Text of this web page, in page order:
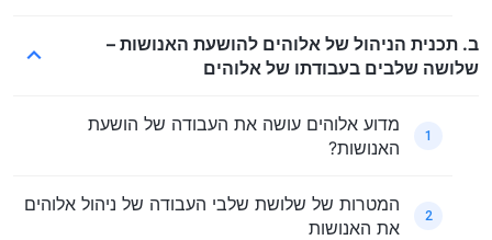
ב. תכנית הניהול של אלוהים להושעת האנושות –
שלושה שלבים בעבודתו של אלוהים
1
מדוע אלוהים עושה את העבודה של הושעת
האנושות?
2
המטרות של שלושת שלבי העבודה של ניהול אלוהים
את האנושות